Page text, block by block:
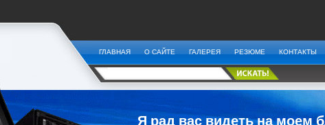
ГЛАВНАЯ О САЙТЕ ГАЛЕРЕЯ РЕЗЮМЕ КОНТАКТЫ
Я рад вас видеть на моем